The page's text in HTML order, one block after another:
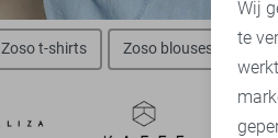
Zoso t-shirts Zoso blouses
Wij
te